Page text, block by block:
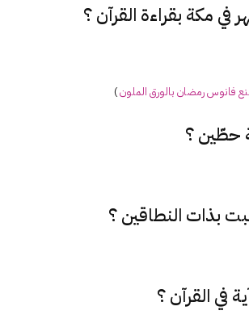
مكة بقراءة القرآن ؟
فانوس رمضان بالورق الملون)
حطّين ؟
بذات النطاقين ؟
في القرآن ؟